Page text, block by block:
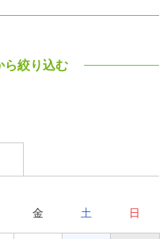
ら絞り込む
金 土 日